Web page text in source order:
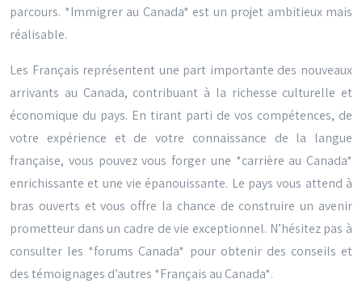
parcours. *Immigrer au Canada* est un projet ambitieux mais
réalisable.
Les Français représentent une part importante des nouveaux
arrivants au Canada, contribuant à la richesse culturelle et
économique du pays. En tirant parti de vos compétences, de
votre expérience et de votre connaissance de la langue
française, vous pouvez vous forger une *carrière au Canada*
enrichissante et une vie épanouissante. Le pays vous attend à
bras ouverts et vous offre la chance de construire un avenir
prometteur dans un cadre de vie exceptionnel. N’hésitez pas à
consulter les *forums Canada* pour obtenir des conseils et
des témoignages d’autres *Français au Canada*.